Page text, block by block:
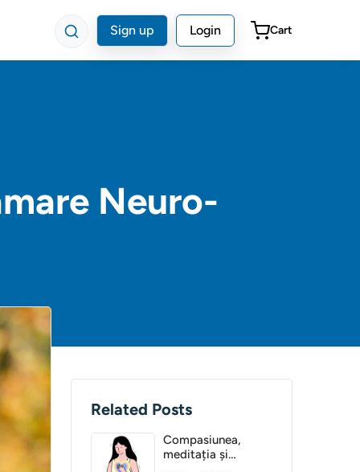
Sign up Login Cart
Neuro-
Related Posts
Compasiunea,
meditația și